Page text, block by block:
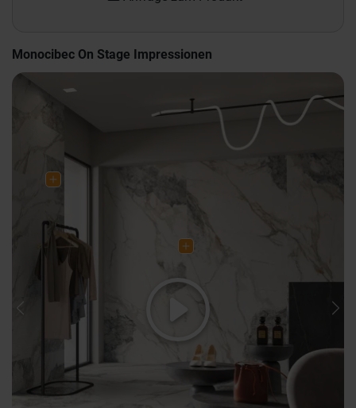
Monocibec On Stage Impressionen
Previous